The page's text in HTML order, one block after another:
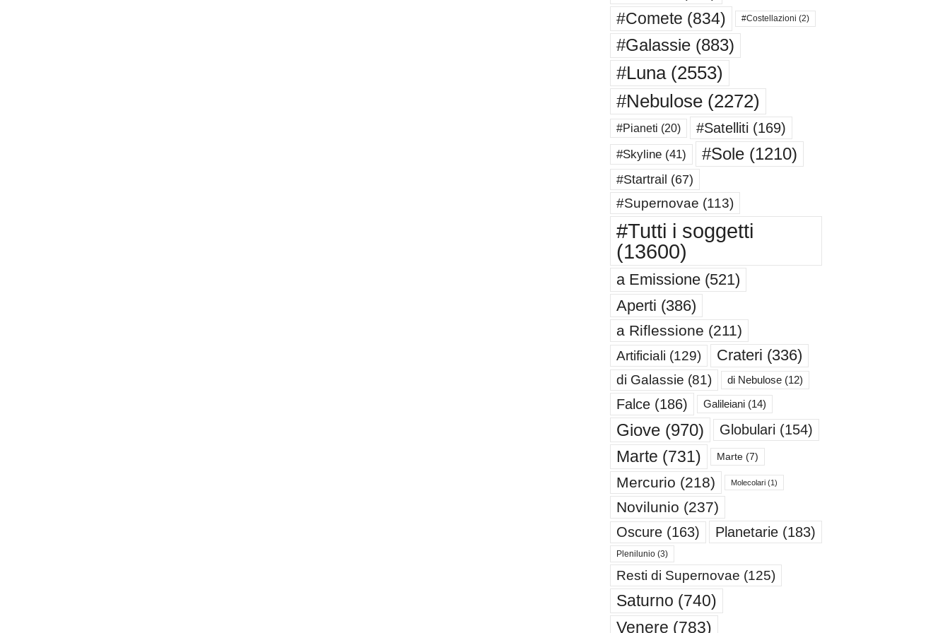
#Comete (834) #Costellazioni (2)
#Galassie(883)
#Luna(2553)
#Nebulose(2272)
#Pianeti (20) #Satelliti (169)
#Skyline(41) #Sole(1210)
#Startrail (67)
#Supernovae (113)
#Tutti i soggetti
(13600)
a Emissione(521)
Aperti (386)
a Riflessione (211)
Artificiali (129) Crateri (336)
di Galassie (81) di Nebulose(12)
Falce(186) Galileiani(14)
Giove(970) Globulari (154)
Marte (731) Marte(7)
Mercurio (218) Molecolari(1)
Novilunio (237)
Oscure(163) Planetarie(183)
Plenilunio(3)
Resti di Supernovae (125)
Saturno (740)
Venere (783)